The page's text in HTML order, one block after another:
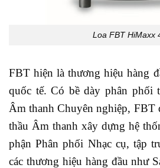
Loa FBT HiMaxx
FBT hiện là thương hiệu hàng
quốc tế. Có bề dày phân phối
Âm thanh Chuyên nghiệp, FBT
thầu Âm thanh xây dựng hệ
phận Phân phối Nhạc cụ, tập
các thương hiệu hàng đầu như